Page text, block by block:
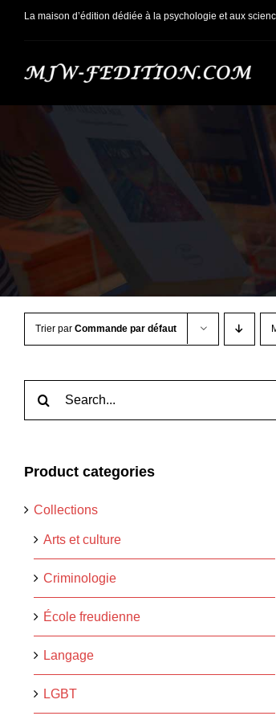
PasserLa maison d’édition dédiée à la psychologie et aux
Trier par Commande par défaut
Product categories
Collections
Arts et culture
Criminologie
École freudienne
Langage
LGBT